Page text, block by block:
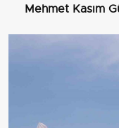
Mehmet Kasım